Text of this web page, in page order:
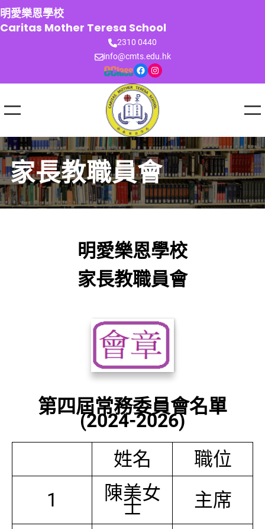
跳
至
主
明愛樂恩學校
Caritas Mother Teresa School
2310 0440
info@cmts.edu.hk
Facebook Instagram
家長教職員會
明愛樂恩學校
家長教職員會
第四屆常務委員會名單
(2024-2026)
姓名
職位
1
陳美女
士 主席